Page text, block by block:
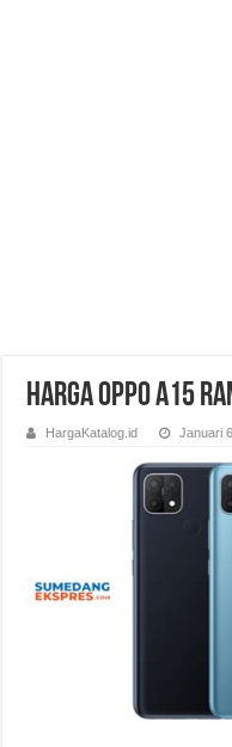
Harga OPPO A15
HargaKatalog.id Januari